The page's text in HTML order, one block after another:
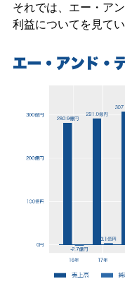
それでは、エー・ア
利益についてを見てい